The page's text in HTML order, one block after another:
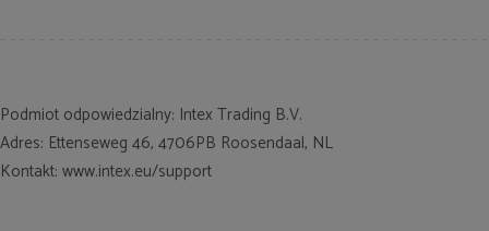
Podmiot odpowiedzialny: Intex Trading B.V.
Adres: Ettenseweg 46, 4706PB Roosendaal, NL
Kontakt: www.intex.eu/support